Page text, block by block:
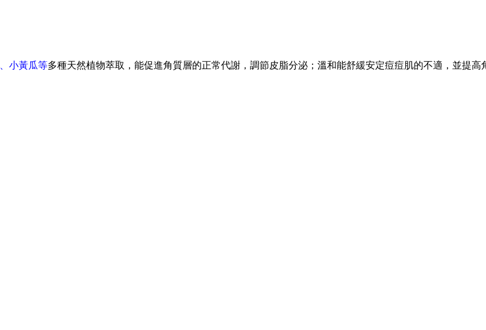
、 小黃瓜等多種天然植物萃取，能促進角質層的正常代謝，調節皮脂分泌；溫和能舒緩安定痘痘肌的不適，並提